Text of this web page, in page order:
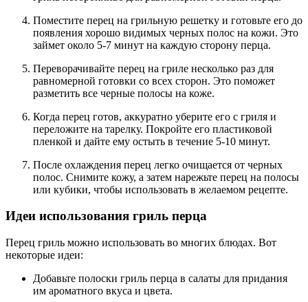
Поместите перец на грильную решетку и готовьте его до
появления хорошо видимых черных полос на кожи. Это
займет около 5-7 минут на каждую сторону перца.
Переворачивайте перец на гриле несколько раз для
равномерной готовки со всех сторон. Это поможет
разметить все черные полосы на коже.
Когда перец готов, аккуратно уберите его с гриля и
переложите на тарелку. Покройте его пластиковой
пленкой и дайте ему остыть в течение 5-10 минут.
После охлаждения перец легко очищается от черных
полос. Снимите кожу, а затем нарежьте перец на полосы
или кубики, чтобы использовать в желаемом рецепте.
Идеи использования гриль перца
Перец гриль можно использовать во многих блюдах. Вот
некоторые идеи:
Добавьте полоски гриль перца в салаты для придания
им ароматного вкуса и цвета.